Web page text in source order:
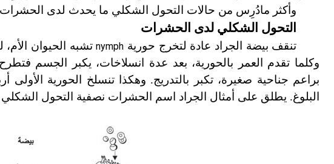
وأكثر مادُرِس من حالات التحول الشكلي ما يحدث لدى الحشرات
التحول الشكلي لدى الحشرات
تنقف بيضة الجراد عادة لتخرج حورية nymphتشبه الحيوان
وكلما تقدم العمر بالحورية، بعد عدة انسلاخات، يكبر الجسم
براعم جناحية صغيرة، تكبر بالتدريج. وهكذا تنسلخ الحورية
البلوغ. يطلق على أمثال الجراد اسم الحشرات نصفية التحول الشكلي